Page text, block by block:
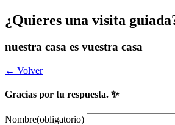
¿Quieres una visita
nuestra casa es vuestra casa
← Volver
Gracias por tu respuesta. ✨
Nombre(obligatorio)